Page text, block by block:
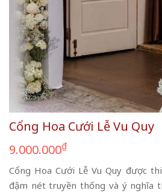
Cổng Hoa Cưới Lễ Vu Quy
9.000.000₫
Cổng Hoa Cưới Lễ Vu Quy được
đậm nét truyền thống và ý nghĩa